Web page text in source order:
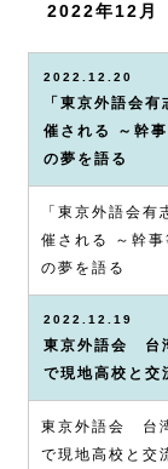
2022年12月
2022.12.20
「東京外語会
催される ～幹
の夢を語る
「東京外語会
催される ～幹事
の夢を語る
2022.12.19
東京外語会 台
で現地高校と交
東京外語会 台
で現地高校と